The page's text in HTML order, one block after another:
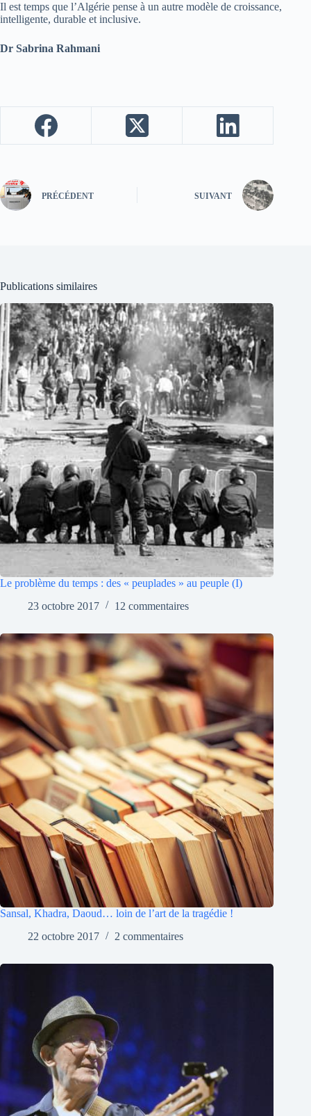
Il est temps que l’Algérie pense à un autre modèle de croissance,
intelligente, durable et inclusive.
Dr Sabrina Rahmani
PRÉCÉDENT SUIVANT
Publications similaires
Le problème du temps : des « peuplades » au peuple (I)
23 octobre 2017
12 commentaires
Sansal, Khadra, Daoud… loin de l’art de la tragédie !
22 octobre 2017
2 commentaires